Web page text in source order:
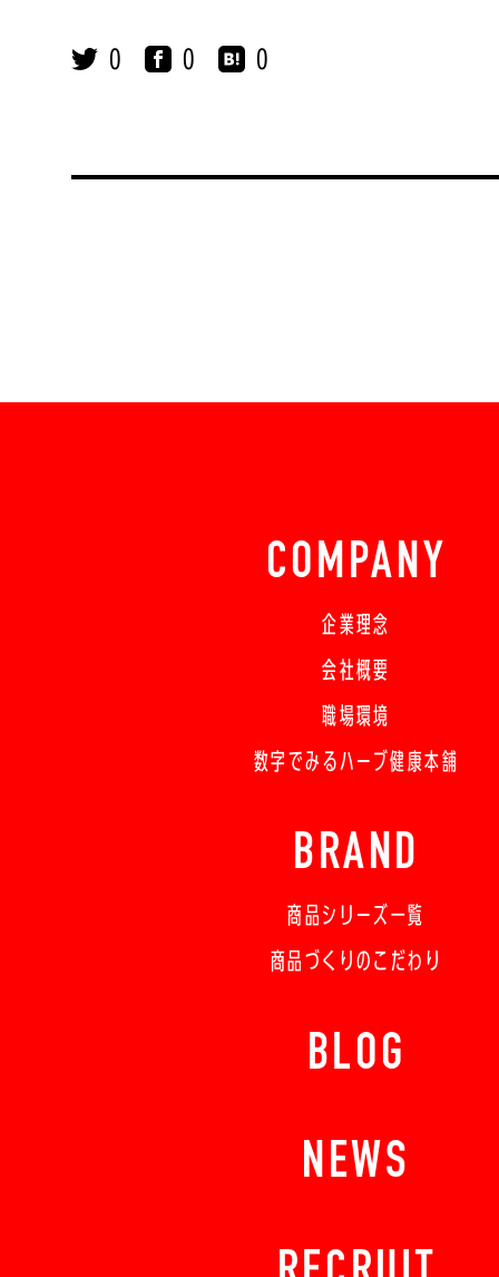
0 0 0
COMPANY
企業理念
会社概要
職場環境
数字でみるハーブ健康本舗
BRAND
商品シリーズ一覧
商品づくりのこだわり
BLOG
NEWS